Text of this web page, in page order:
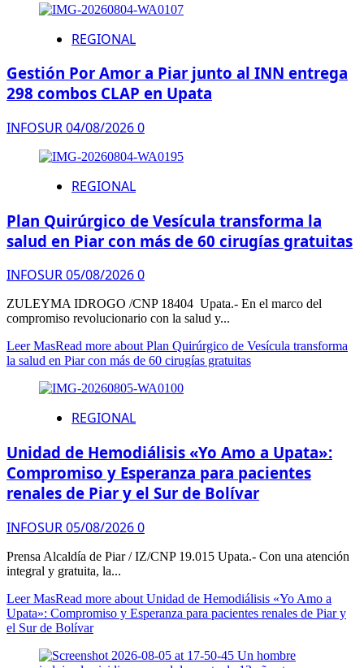
REGIONAL
Gestión Por Amor a Piar junto al INN entrega
298 combos CLAP en Upata
INFOSUR04/08/20260
REGIONAL
Plan Quirúrgico de Vesícula transforma la
salud en Piar con más de 60 cirugías gratuitas
INFOSUR05/08/20260
ZULEYMA IDROGO /CNP 18404 ​Upata.- En el marco del
compromiso revolucionario con la salud y...
Leer MasRead more about Plan Quirúrgico de Vesícula transforma
la salud en Piar con más de 60 cirugías gratuitas
REGIONAL
Unidad de Hemodiálisis «Yo Amo a Upata»:
Compromiso y Esperanza para pacientes
renales de Piar y el Sur de Bolívar
INFOSUR05/08/20260
Prensa Alcaldía de Piar / IZ/CNP 19.015 ​Upata.- Con una atención
integral y gratuita, la...
Leer MasRead more about Unidad de Hemodiálisis «Yo Amo a
Upata»: Compromiso y Esperanza para pacientes renales de Piar y
el Sur de Bolívar